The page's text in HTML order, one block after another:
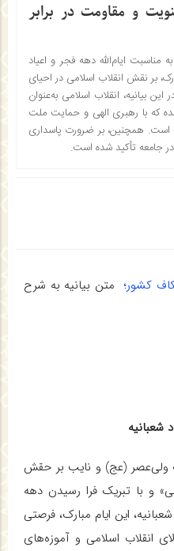
و مقاومت در برابر
مناسبت ایام‌الله دهه فجر و اعیاد
بر نقش انقلاب اسلامی در احیای
بیانیه، انقلاب اسلامی به‌عنوان
که با رهبری الهی و حمایت ملت
است. همچنین، بر ضرورت پاسداری
جامعه تأکید شده است.
کشور؛ متن بیانیه به شرح
شعبانیه
ولی‌عصر (عج) و نایب بر حقش
و با تبریک فرا رسیدن دهه
این ایام مبارک، فرصتی
انقلاب اسلامی و آموزه‌های